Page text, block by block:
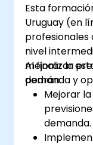
Esta
Uruguay (en
profesionales
nivel
mejorar la
demanda y
Al finalizar
podrán:
Mejorar
demanda.